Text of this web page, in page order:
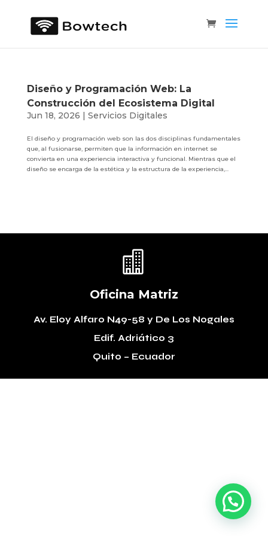
Diseño y Programación Web: La
Construcción del Ecosistema Digital
Jun 18, 2026 | Servicios Digitales
El diseño y programación web son las dos disciplinas fundamentales
que, al fusionarse, permiten que la información en internet se
convierta en una experiencia interactiva y funcional. Mientras que el
diseño se encarga de la estética y la estructura de la experiencia,...

Oficina Matriz
Av. Eloy Alfaro N49-58 y De Los Nogales
Edif. Adriático 3
Quito – Ecuador